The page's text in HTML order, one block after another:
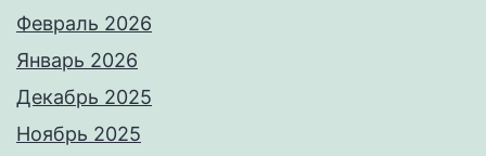
Февраль 2026
Январь 2026
Декабрь 2025
Ноябрь 2025